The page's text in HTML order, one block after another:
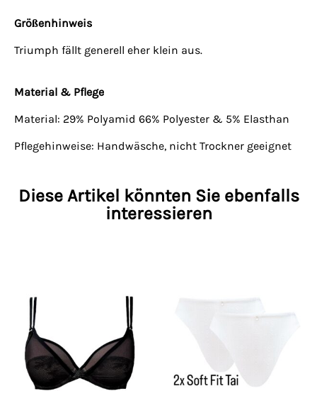
Größenhinweis
Triumph fällt generell eher klein aus.
Material & Pflege
Material: 29% Polyamid 66% Polyester & 5% Elasthan
Pflegehinweise: Handwäsche, nicht Trockner geeignet
Diese Artikel könnten Sie ebenfalls
interessieren